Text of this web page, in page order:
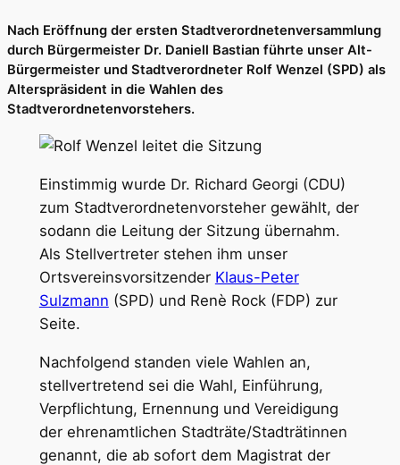
Nach Eröffnung der ersten Stadtverordnetenversammlung
durch Bürgermeister Dr. Daniell Bastian führte unser Alt-
Bürgermeister und Stadtverordneter Rolf Wenzel (SPD) als
Alterspräsident in die Wahlen des
Stadtverordnetenvorstehers.
Einstimmig wurde Dr. Richard Georgi (CDU)
zum Stadtverordnetenvorsteher gewählt, der
sodann die Leitung der Sitzung übernahm.
Als Stellvertreter stehen ihm unser
Ortsvereinsvorsitzender Klaus-Peter
Sulzmann (SPD) und Renè Rock (FDP) zur
Seite.
Nachfolgend standen viele Wahlen an,
stellvertretend sei die Wahl, Einführung,
Verpflichtung, Ernennung und Vereidigung
der ehrenamtlichen Stadträte/Stadträtinnen
genannt, die ab sofort dem Magistrat der